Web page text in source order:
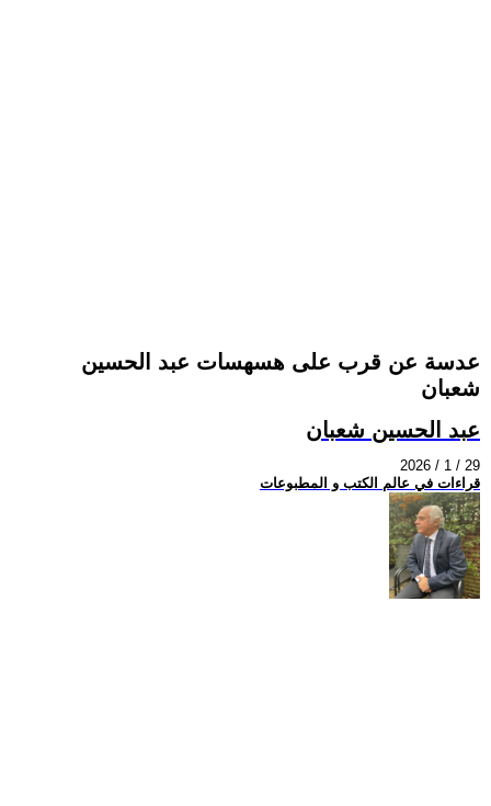
عدسة عن قرب على هسهسات عبد الحسين
شعبان
عبد الحسين شعبان
2026 / 1 / 29
قراءات في عالم الكتب و المطبوعات